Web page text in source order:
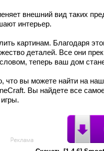
внешний вид таких
интерьер.
картинам. Благодаря
деталей. Все они
теперь ваш дом
что вы можете найти на
Вы найдете все